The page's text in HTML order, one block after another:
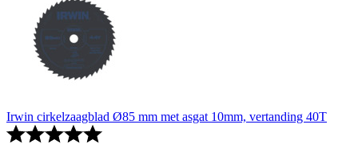
Irwin cirkelzaagblad Ø85 mm met asgat 10mm, vertanding 40T